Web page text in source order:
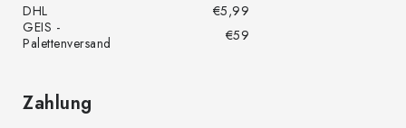
DHL
€5,99
GEIS -
Palettenversand
€59
Zahlung